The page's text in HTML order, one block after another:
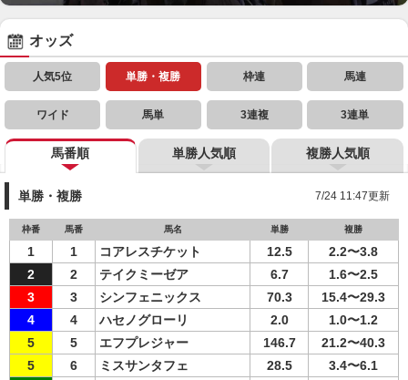
オッズ
人気5位 単勝・複勝 枠連 馬連
ワイド 馬単 3連複 3連単
馬番順 単勝人気順 複勝人気順
単勝・複勝 7/24 11:47更新
枠番 馬番 馬名 単勝 複勝
1 1 コアレスチケット 12.5
2.2〜3.8
2
2 テイクミーゼア 6.7
1.6〜2.5
3
3 シンフェニックス 70.3
15.4〜29.3
4
4 ハセノグローリ 2.0
1.0〜1.2
5
5 エフプレジャー 146.7
21.2〜40.3
5
6 ミスサンタフェ 28.5
3.4〜6.1